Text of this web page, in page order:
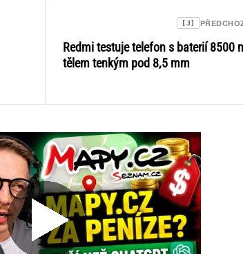
[J]
Redmi testuje telefon s baterií 8500
tělem tenkým pod 8,5 mm